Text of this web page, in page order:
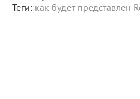
Теги: как будет представлен